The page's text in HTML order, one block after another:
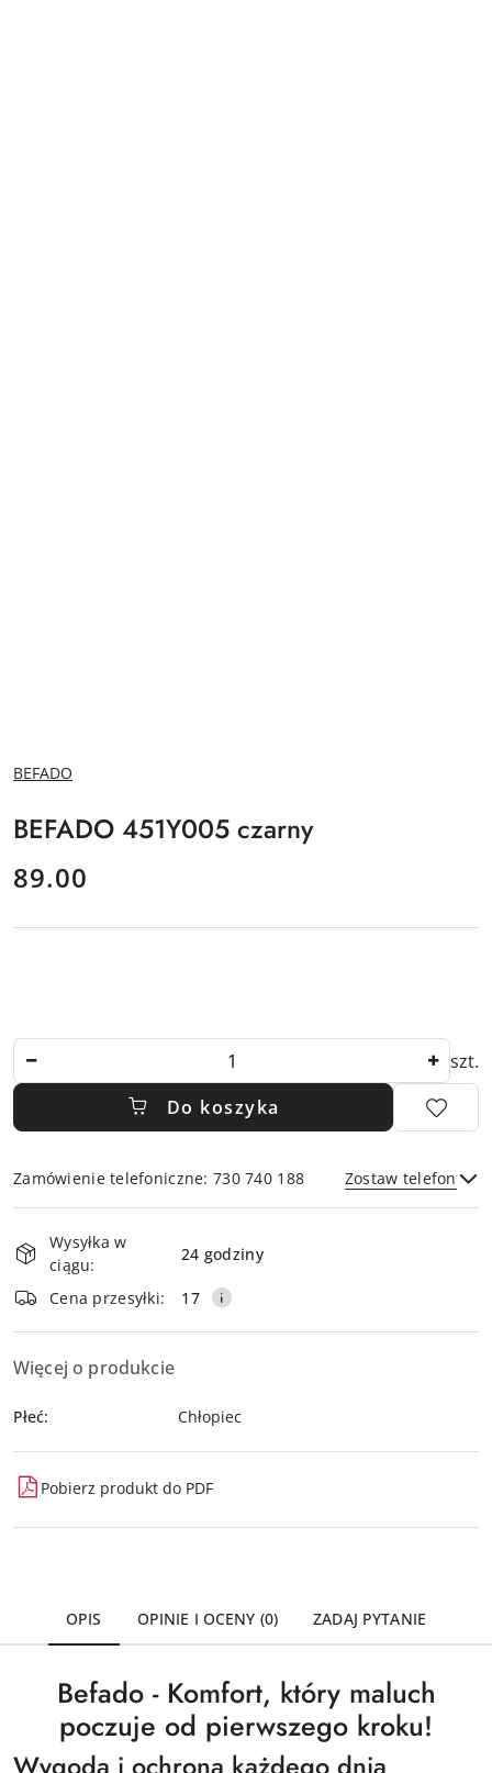
NAZWA
PRODUCENTA:
BEFADO
BEFADO 451Y005 czarny
cena:
89.00
szt.
Do koszyka
Zamówienie telefoniczne: 730 740 188 Zostaw telefon
i
dostawa
Wysyłka w
ciągu:
24 godziny
Cena przesyłki: 17
Więcej o produkcie
Płeć: Chłopiec
Pobierz produkt do PDF
OPIS OPINIE I OCENY (0) ZADAJ PYTANIE
Befado - Komfort, który maluch
poczuje od pierwszego kroku!